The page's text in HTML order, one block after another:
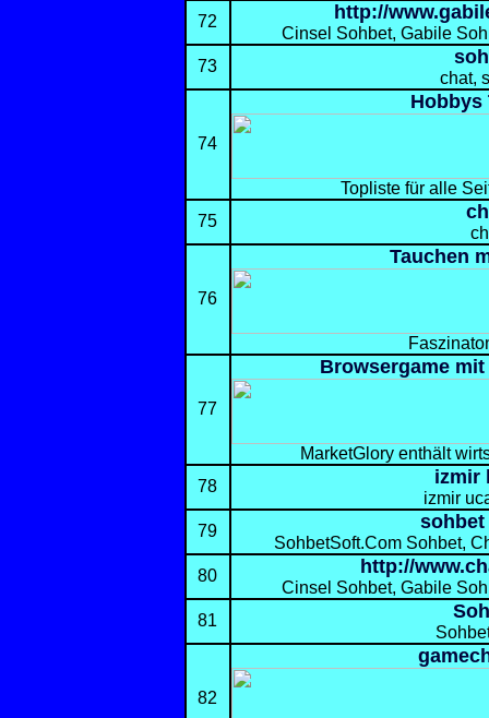
72
http://
Cinsel Sohbet, Gabile
73
chat,
74
Hobbys
Topliste für alle
75
76
Tauchen
77
Browsergame
MarketGlory enthält
78
izmir
izmir
79
SohbetSoft.Com Sohbet,
80
http://
Cinsel Sohbet, Gabile
81
82